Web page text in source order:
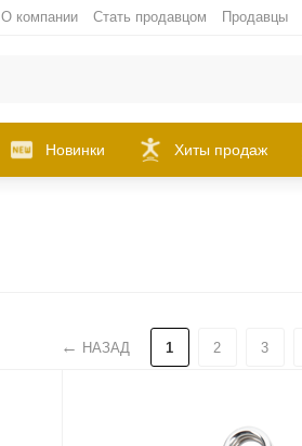
О компании Стать продавцом Продавцы
Новинки Хиты продаж
НАЗАД 1 2 3